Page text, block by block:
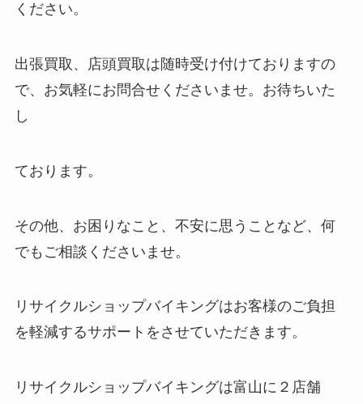
ください。
出張買取、店頭買取は随時受け付けておりますの
で、お気軽にお問合せくださいませ。お待ちいた
し
ております。
その他、お困りなこと、不安に思うことなど、何
でもご相談くださいませ。
リサイクルショップバイキングはお客様のご負担
を軽減するサポートをさせていただきます。
リサイクルショップバイキングは富山に２店舗